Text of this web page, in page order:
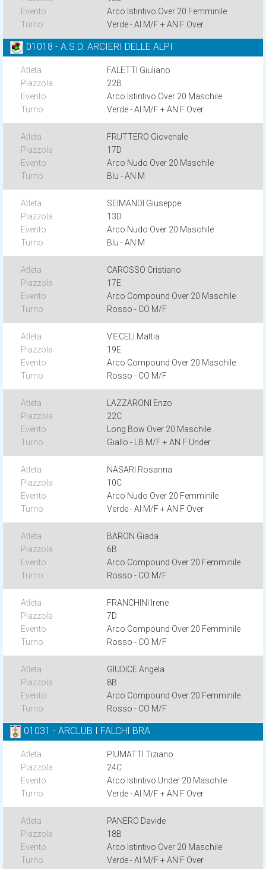
Arco Istintivo Over 20 Femminile
Verde - AI M/F + AN F Over
01018 - A.S.D. ARCIERI DELLE ALPI
FALETTI Giuliano
22B
Arco Istintivo Over 20 Maschile
Verde - AI M/F + AN F Over
FRUTTERO Giovenale
17D
Arco Nudo Over 20 Maschile
Blu - AN M
SEIMANDI Giuseppe
13D
Arco Nudo Over 20 Maschile
Blu - AN M
CAROSSO Cristiano
17E
Arco Compound Over 20 Maschile
Rosso - CO M/F
VIECELI Mattia
19E
Arco Compound Over 20 Maschile
Rosso - CO M/F
LAZZARONI Enzo
22C
Long Bow Over 20 Maschile
Giallo - LB M/F + AN F Under
NASARI Rosanna
10C
Arco Nudo Over 20 Femminile
Verde - AI M/F + AN F Over
BARON Giada
6B
Arco Compound Over 20 Femminile
Rosso - CO M/F
FRANCHINI Irene
7D
Arco Compound Over 20 Femminile
Rosso - CO M/F
GIUDICE Angela
8B
Arco Compound Over 20 Femminile
Rosso - CO M/F
01031 - ARCLUB I FALCHI BRA
PIUMATTI Tiziano
24C
Arco Istintivo Under 20 Maschile
Verde - AI M/F + AN F Over
PANERO Davide
18B
Arco Istintivo Over 20 Maschile
Verde - AI M/F + AN F Over